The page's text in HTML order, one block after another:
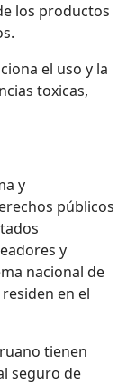
los productos
el uso y la
toxicas,
y
públicos
y
nacional de
en el
tienen
seguro de